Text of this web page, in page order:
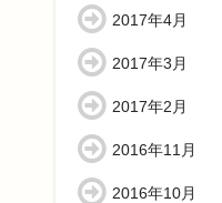
2017年4月
2017年3月
2017年2月
2016年11月
2016年10月